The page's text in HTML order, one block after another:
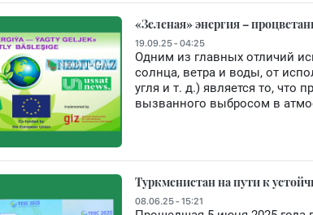
«Зеленая» энергия –
19.09.25 - 04:25
Одним из главных отличий
солнца, ветра и воды, от
угля и т. д.) является то, что
вызванного выбросом в
Туркменистан на пути к
08.06.25 - 15:21